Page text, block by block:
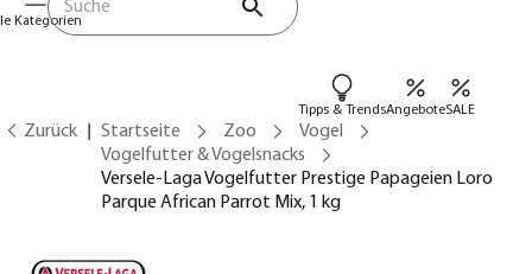
Kategorien
Tipps & TrendsAngeboteSALE
Zurück Startseite Zoo
Vogel
Vogelfutter & Vogelsnacks
Versele-Laga Vogelfutter Prestige Papageien Loro
Parque African Parrot Mix, 1 kg